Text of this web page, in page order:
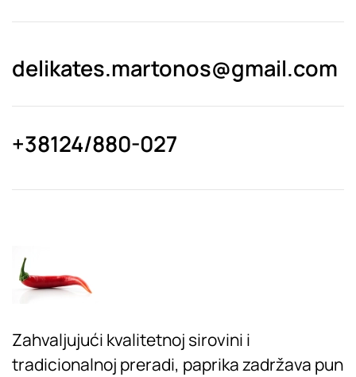
delikates.martonos@gmail.com
+38124/880-027
Zahvaljujući kvalitetnoj sirovini i
tradicionalnoj preradi, paprika zadržava pun